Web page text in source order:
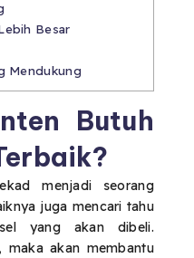
Besar
Mendukung
Butuh
menjadi seorang
juga mencari tahu
yang akan dibeli.
maka akan membantu